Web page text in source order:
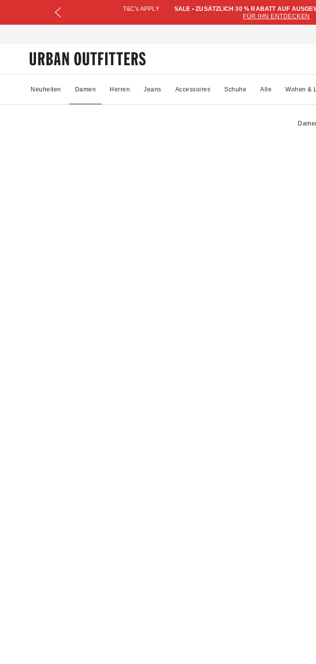
T&C's APPLY SALE • ZUSÄTZLICH 30 % RABATT AUF
FÜR IHN ENTDECKEN
Neuheiten Damen Herren Jeans Accessoires Schuhe Alle Wohen &